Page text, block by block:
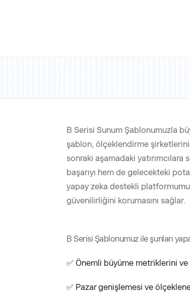
B Serisi Sunum Şablonumuzla
şablon, ölçeklendirme
sonraki aşamadaki yatırımcılara
başarıyı hem de gelecekteki
yapay zeka destekli
güvenilirliğini korumasını sağlar.
B Serisi Şablonumuz ile şunları
✅ Önemli büyüme metriklerini ve
✅ Pazar genişlemesi ve